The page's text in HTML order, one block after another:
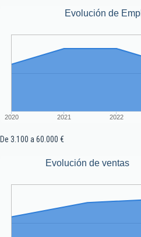
Evolución de
2020 2021 2022
De 3.100 a 60.000 €
Evolución de ventas